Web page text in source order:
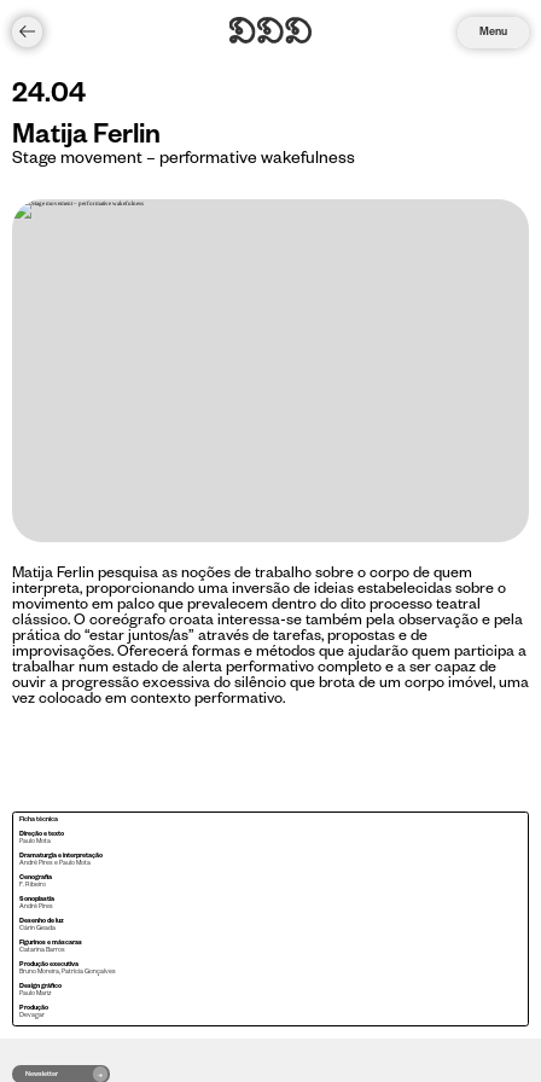
Menu
24.04
Matija Ferlin
Stage movement – performative wakefulness
Matija Ferlin pesquisa as noções de trabalho sobre o corpo de quem
interpreta, proporcionando uma inversão de ideias estabelecidas sobre o
movimento em palco que prevalecem dentro do dito processo teatral
clássico. O coreógrafo croata interessa-se também pela observação e pela
prática do “estar juntos/as” através de tarefas, propostas e de
improvisações. Oferecerá formas e métodos que ajudarão quem participa a
trabalhar num estado de alerta performativo completo e a ser capaz de
ouvir a progressão excessiva do silêncio que brota de um corpo imóvel, uma
vez colocado em contexto performativo.
Ficha técnica
Direção e texto
Paulo Mota
Dramaturgia e interpretação
André Pires e Paulo Mota
Cenografia
F. Ribeiro
Sonoplastia
André Pires
Desenho de luz
Cárin Geada
Figurinos e máscaras
Catarina Barros
Produção executiva
Bruno Moreira, Patrícia Gonçalves
Design gráfico
Paulo Mariz
Produção
Devagar
Newsletter